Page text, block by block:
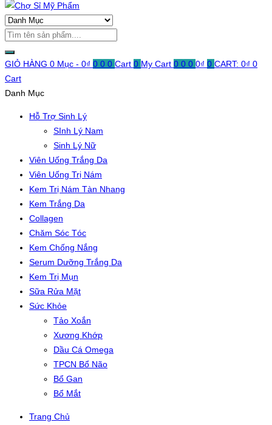
GIỎ HÀNG 0 Mục - 0₫ 0 0 0 Cart 0 My Cart 0 0 0 0₫ 0 CART: 0₫ 0
Cart
Danh Mục
Hỗ Trợ Sinh Lý
SInh Lý Nam
Sinh Lý Nữ
Viên Uống Trắng Da
Viên Uống Trị Nám
Kem Trị Nám Tàn Nhang
Kem Trắng Da
Collagen
Chăm Sóc Tóc
Kem Chống Nắng
Serum Dưỡng Trắng Da
Kem Trị Mụn
Sữa Rửa Mặt
Sức Khỏe
Tảo Xoắn
Xương Khớp
Dầu Cá Omega
TPCN Bổ Não
Bổ Gan
Bổ Mắt
Trang Chủ